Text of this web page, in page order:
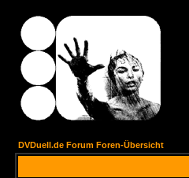
DVDuell.de Forum Foren-Übersicht